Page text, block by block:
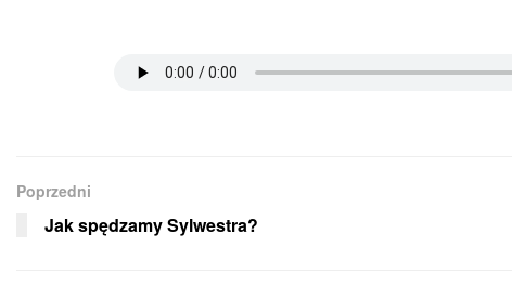
Poprzedni
Jak spędzamy Sylwestra?